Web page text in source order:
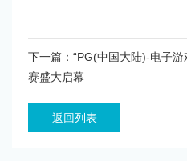
下一篇：“PG(中国大陆)-电子
赛盛大启幕
返回列表